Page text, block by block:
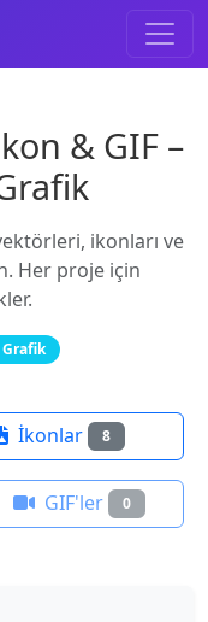
& GIF –
ikonları ve
Her proje için
Grafik
İkonlar 8
GIF'ler 0